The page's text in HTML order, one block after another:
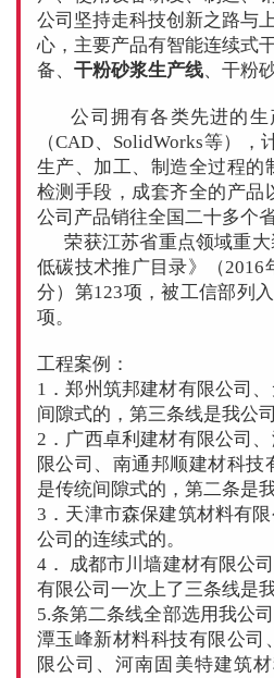
公司坚持走科技创新之路与
心，主要产品有智能连续式
备、 干粉砂浆生产线、干粉
公司拥有各类先进的生
（CAD、SolidWorks等）
生产、加工、制造全过程的
检测手段，成套齐全的产品
公司产品销往全国二十多个
荣获江苏省重点领域重大
低碳技术推广目录》（2016
分）第123项，被工信部列
项。
工程案例：
1．郑州筑邦建材有限公司
间隙式的，第三条线是我公
2．广西卓利建材有限公司
限公司、南通邦顺建材科
是传统间隙式的，第二条是
3．天津市森保建筑材料有
公司的连续式的。
4． 成都市川墙建材有限公
有限公司一次上了三条线是
5.条第二条线全部选用我公
潭玉峰新材料科技有限公司
限公司、河南固美特建筑